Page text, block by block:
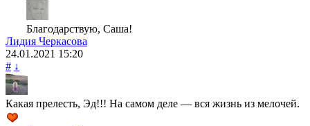
Благодарствую, Саша!
Лидия Черкасова
24.01.2021 15:20
# ↓
Какая прелесть, Эд!!! На самом деле — вся жизнь из мелочей.